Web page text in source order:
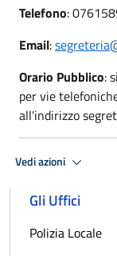
Telefono:
Email:
Orario Pubblico:
per vie
all'indirizzo
Vedi azioni
Gli Uffici
Polizia Locale